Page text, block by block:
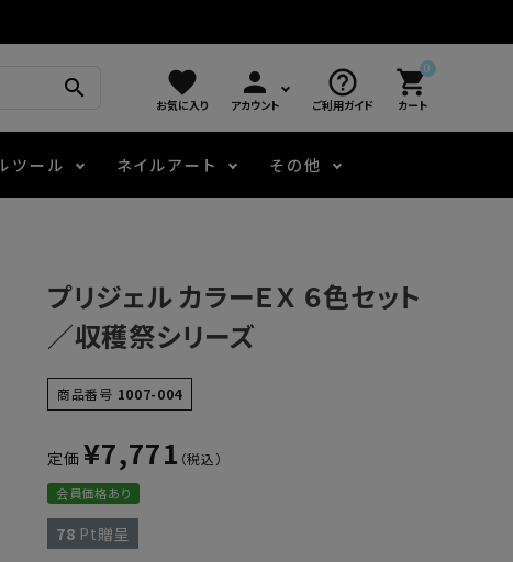
search favorite
お気に入り
person
アカウント
help_outline
ご利用ガイド
0
shopping_cart
カート
アートインク
ニュアンスジェル
エメナコラボジェル
ツール
容器・ポーチ
ネイルアート
その他
その他
プリジェル カラーＥＸ ６色セット
／収穫祭シリーズ
商品番号 1007-004
定価 ¥7,771
会員価格あり
78 Pt贈呈